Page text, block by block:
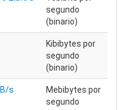
segundo
(binario)
Kibibytes por
segundo
(binario)
s
Mebibytes por
segundo